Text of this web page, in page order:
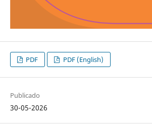
PDF PDF (English)
Publicado
30-05-2026